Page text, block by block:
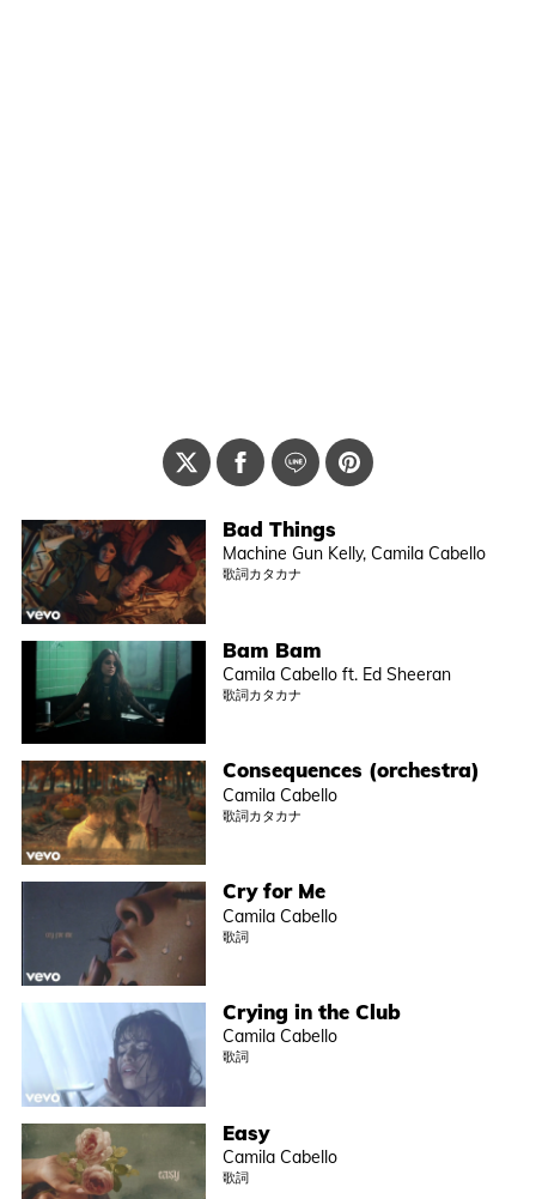
Bad Things
Machine Gun Kelly, Camila Cabello
歌詞カタカナ
Bam Bam
Camila Cabello ft. Ed Sheeran
歌詞カタカナ
Consequences (orchestra)
Camila Cabello
歌詞カタカナ
Cry for Me
Camila Cabello
歌詞
Crying in the Club
Camila Cabello
歌詞
Easy
Camila Cabello
歌詞